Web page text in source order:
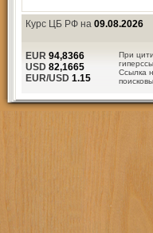
Курс ЦБ РФ на 09.08.2026
При
Ссылка
EUR 94,8366
USD 82,1665
EUR/USD 1.15